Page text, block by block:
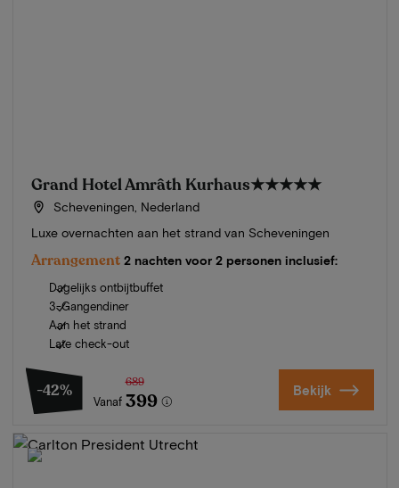
Grand Hotel Amrâth Kurhaus★★★★★
Scheveningen, Nederland
Luxe overnachten aan het strand van Scheveningen
Arrangement 2 nachten voor 2 personen inclusief:
Dagelijks ontbijtbuffet
3-Gangendiner
Aan het strand
Late check-out
-42%
Vanaf
689
399 Bekijk